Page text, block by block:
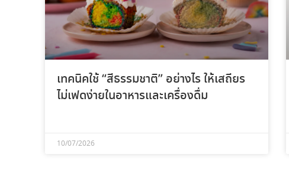
เทคนิคใช้ “สีธรรมชาติ” อย่างไร ให้เสถียร
ไม่เฟดง่ายในอาหารและเครื่องดื่ม
10/07/2026